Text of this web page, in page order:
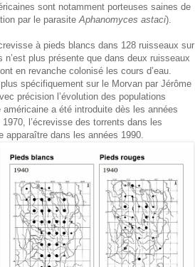
sont notamment porteuses saines de
par le parasite Aphanomyces astaci).
à pieds blancs dans 128 ruisseaux sur
plus présente que dans deux ruisseaux
en revanche colonisé les cours d’eau.
spécifiquement sur le Morvan par Jérôme
précision l’évolution des populations
a été introduite dès les années
l’écrevisse des torrents dans les
apparaître dans les années 1990.